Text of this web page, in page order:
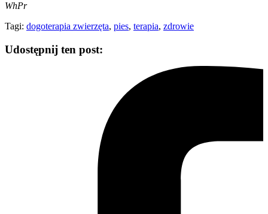
WhPr
Tagi: dogoterapia zwierzęta, pies, terapia, zdrowie
Udostępnij ten post: